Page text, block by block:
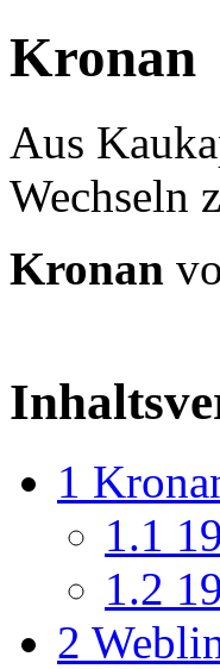
Kronan
Aus
Wechseln
Kronan
1
1.1
1.2
2